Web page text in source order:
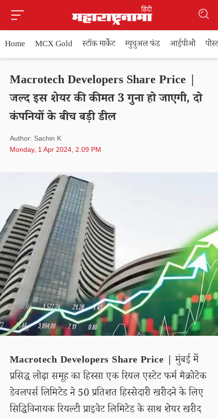
Home MCX Gold स्टॉक मार्केट म्युचुअल फंड आईपीओ
Macrotech Developers Share Price |
जल्द इस शेयर की कीमत 3 गुना हो जाएगी, दो
कंपनियों के बीच बड़ी डील
Author: Sachin K
Monday, 1 Apr 2024, 2.09 PM
Macrotech Developers Share Price | मुंबई में
प्रसिद्ध लोढ़ा समूह का हिस्सा एक रियल एस्टेट फर्म मैक्रोटेक
डेवलपर्स लिमिटेड ने 50 प्रतिशत हिस्सेदारी खरीदने के लिए
सिद्धिविनायक रियल्टी प्राइवेट लिमिटेड के साथ शेयर खरीद